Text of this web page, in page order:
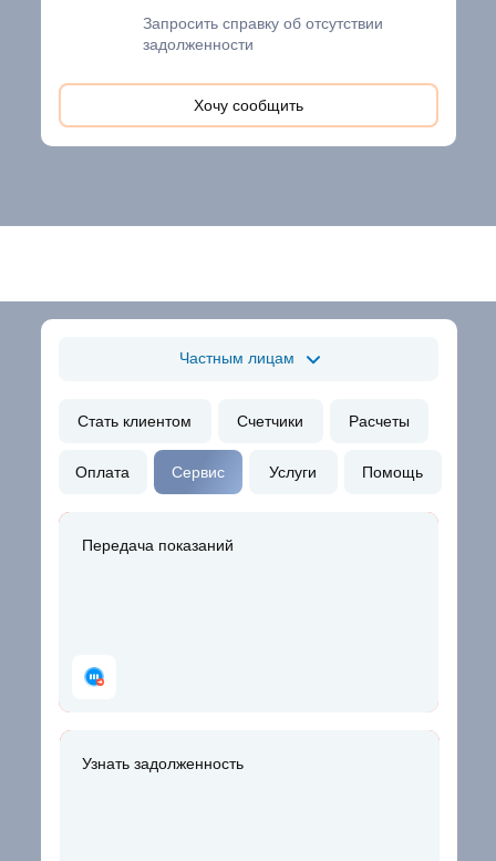
Запросить справку об отсутствии
задолженности
Хочу сообщить
Передача показаний
Передача показаний
Узнать задолженность
Узнать задолженность
Услуги
Сервис
Оплата Помощь
Расчеты
Счетчики
Стать клиентом
Частным лицам